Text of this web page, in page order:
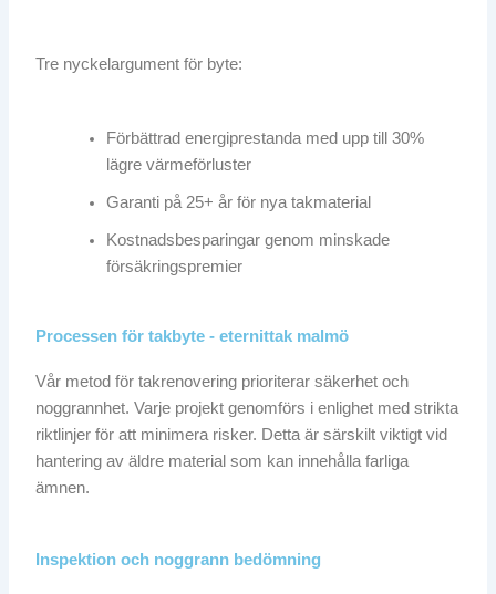
Tre nyckelargument för byte:
Förbättrad energiprestanda med upp till 30%
lägre värmeförluster
Garanti på 25+ år för nya takmaterial
Kostnadsbesparingar genom minskade
försäkringspremier
Processen för takbyte - eternittak malmö
Vår metod för takrenovering prioriterar säkerhet och
noggrannhet. Varje projekt genomförs i enlighet med strikta
riktlinjer för att minimera risker. Detta är särskilt viktigt vid
hantering av äldre material som kan innehålla farliga
ämnen.
Inspektion och noggrann bedömning